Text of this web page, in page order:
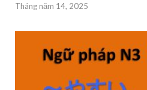
Tháng năm 14, 2025